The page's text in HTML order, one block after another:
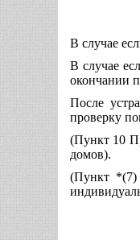
В случае
В случае
окончании
После
проверку
(Пункт 10
домов).
(Пункт *(7)